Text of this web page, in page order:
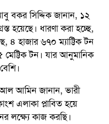
বকর সিদ্দিক জানান, ১২
হয়েছে। ধারণা করা হচ্ছে,
৪ হাজার ৬৭০ ম্যাট্টিক টন
মেট্টিক টন। যার আনুমানিক
আল আমিন জানান, ভারী
এলাকা প্লাবিত হয়ে
লক্ষ্যে কাজ করছি।